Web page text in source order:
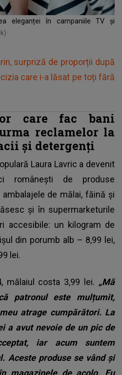
eleganței în campaniile TV și
surpriză de proporții după
care i-a lăsat pe toți fără
care fac bani
reclamelor la
și detergenți
Laura Lavric a devenit
românești de produse
de mălai, făină și
și în supermarketurile
accesibile: un kilogram de
din porumb alb – 8,99 lei,
lei.
mălaiul costa 3,99 lei. „Mă
patronul este mulțumit,
atrage cumpărători. La
a avut nevoie de un pic de
iar acum suntem
Aceste produse se vând și
magazinele de acolo. Eu